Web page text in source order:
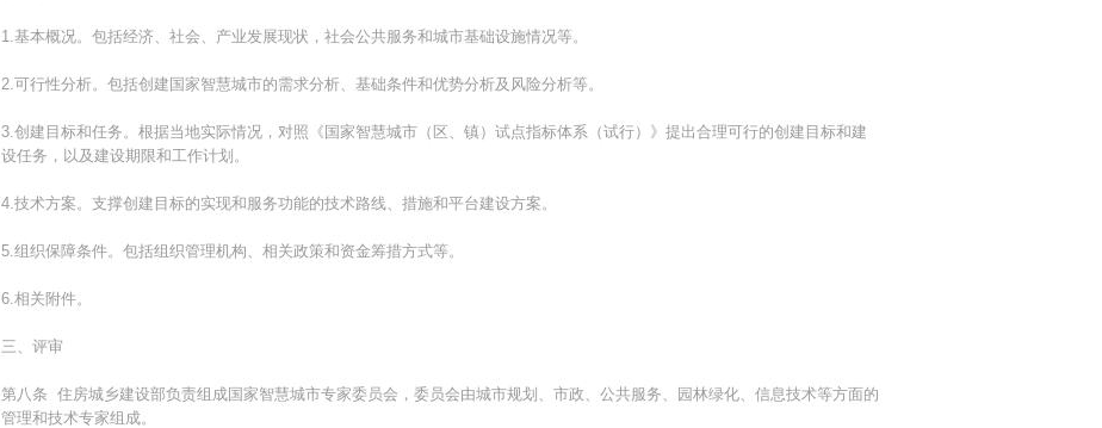
1.基本概况。包括经济、社会、产业发展现状，社会公共服务和城市基础设施情况等。
2.可行性分析。包括创建国家智慧城市的需求分析、基础条件和优势分析及风险分析等。
3.创建目标和任务。根据当地实际情况，对照《国家智慧城市（区、镇）试点指标体系（试行）》提出合理可行的创建目标和建
设任务，以及建设期限和工作计划。
4.技术方案。支撑创建目标的实现和服务功能的技术路线、措施和平台建设方案。
5.组织保障条件。包括组织管理机构、相关政策和资金筹措方式等。
6.相关附件。
三、评审
第八条 住房城乡建设部负责组成国家智慧城市专家委员会，委员会由城市规划、市政、公共服务、园林绿化、信息技术等方面的
管理和技术专家组成。